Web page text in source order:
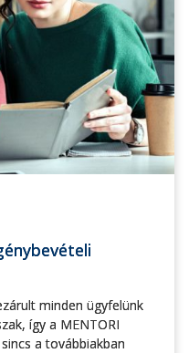
minden ügyfelünk
így a MENTORI
a továbbiakban